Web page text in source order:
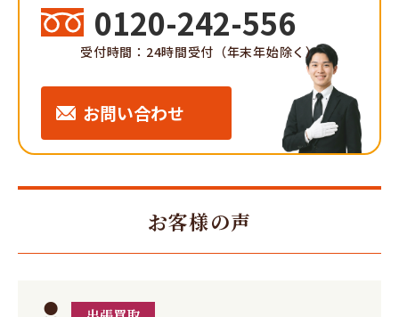
0120-242-556
受付時間：24時間受付（年末年始除く）
お問い合わせ
お客様の声